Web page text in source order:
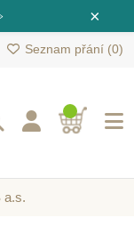
×
Seznam přání (0)
a.s.